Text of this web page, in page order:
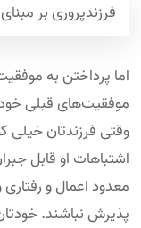
فرزندپروری بر
اما پرداختن به
موفقیت‌های قبلی
وقتی فرزندتان خیلی
اشتباهات او قابل
معدود اعمال و
پذیرش نباشند.